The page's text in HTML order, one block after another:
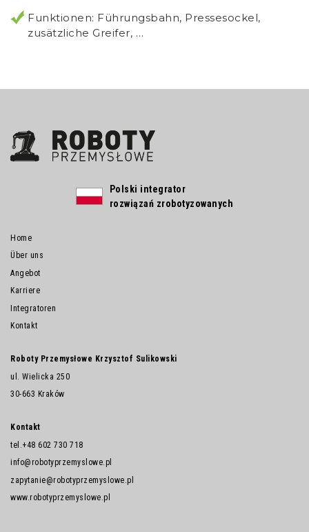
Funktionen: Führungsbahn, Pressesockel,
zusätzliche Greifer, …
Polski integrator
rozwiązań zrobotyzowanych
Home
Über uns
Angebot
Karriere
Integratoren
Kontakt
Roboty Przemysłowe Krzysztof Sulikowski
ul. Wielicka 250
30-663 Kraków
Kontakt
tel. +48 602 730 718
info@robotyprzemyslowe.pl
zapytanie@robotyprzemyslowe.pl
www.robotyprzemyslowe.pl